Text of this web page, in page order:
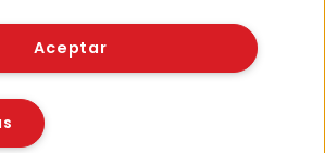
© Fundación EROSKI
Políticas de cookies
Aceptar